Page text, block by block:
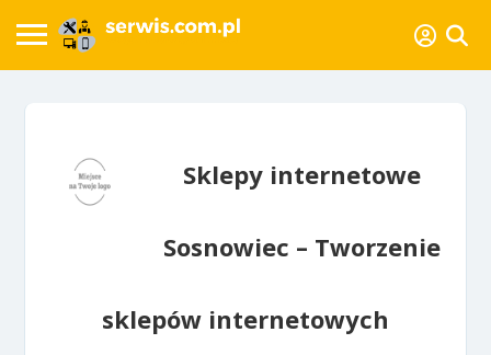
Sklepy internetowe
Sosnowiec – Tworzenie
sklepów internetowych